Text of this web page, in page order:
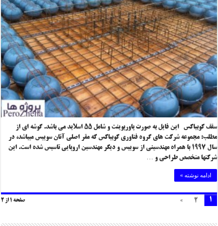
سقف کوبیاکس این فایل به صورت پاورپوینت و شامل ۵۵ اسلاید می باشد. گوشه ای از
مطلب: مجموعه شرکت های گروه فناوری کوبیاکس که مقر اصلی آنان سوییس میباشد، در
سال ۱۹۹۷ با همراه مهندسینی از سوییس و دیگر مهندسین اروپایی تاسیس شده است. این
شرکتها متخصص طراحی و …
ادامه نوشته »
صفحه 1 از 2 1
2
»